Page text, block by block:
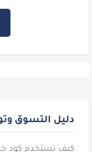
دليل التسوق